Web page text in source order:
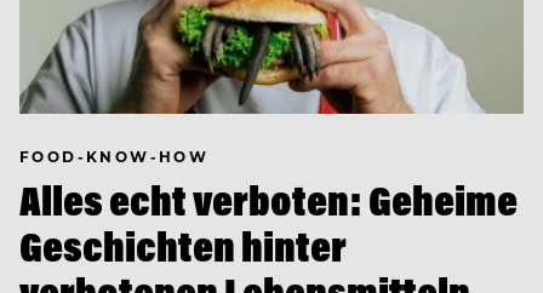
FOOD-KNOW-HOW
Alles echt verboten: Geheime
Geschichten hinter